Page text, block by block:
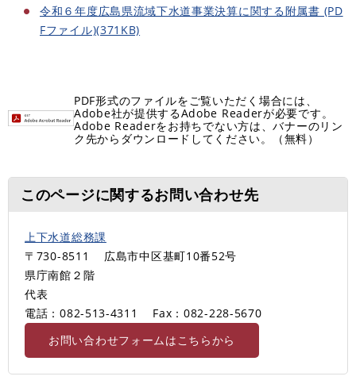
令和６年度広島県流域下水道事業決算に関する附属書 (PD
Fファイル)(371KB)
PDF形式のファイルをご覧いただく場合には、
Adobe社が提供するAdobe Readerが必要です。
Adobe Readerをお持ちでない方は、バナーのリン
ク先からダウンロードしてください。（無料）
このページに関するお問い合わせ先
上下水道総務課
〒730-8511
広島市中区基町10番52号
県庁南館２階
代表
電話：082-513-4311
Fax：082-228-5670
お問い合わせフォームはこちらから